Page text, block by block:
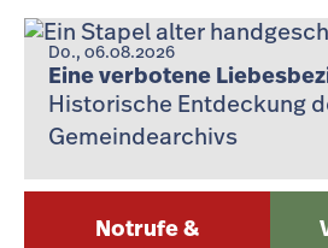
Do., 06.08.2026
Eine verbotene
Historische Entdeckung
Gemeindearchivs
Notrufe &